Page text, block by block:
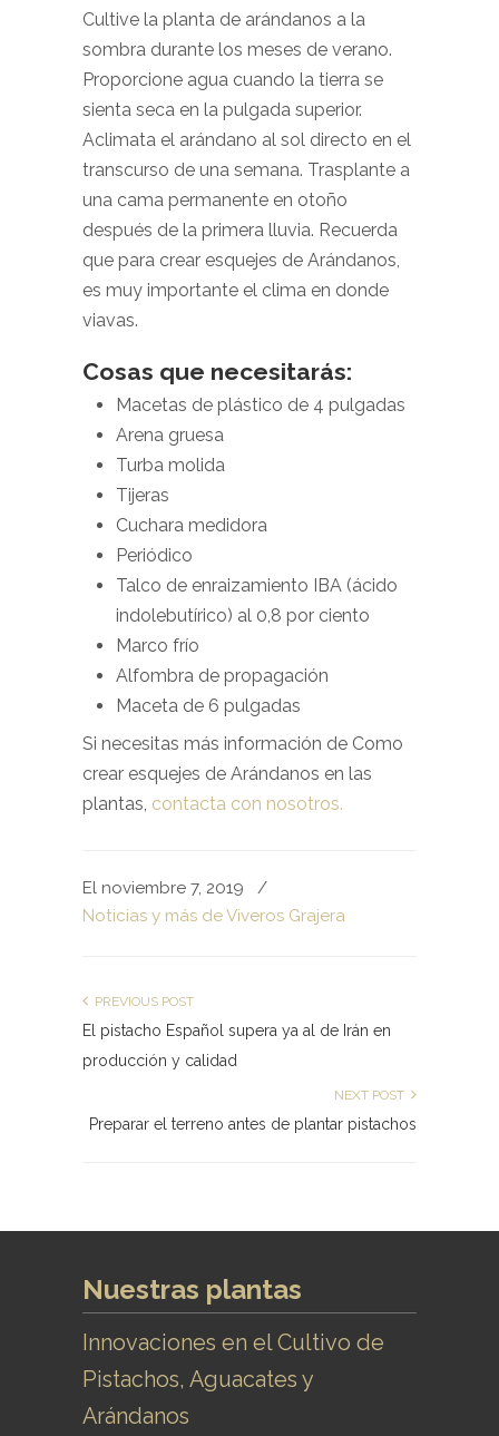
Cultive la planta de arándanos a la
sombra durante los meses de verano.
Proporcione agua cuando la tierra se
sienta seca en la pulgada superior.
Aclimata el arándano al sol directo en el
transcurso de una semana. Trasplante a
una cama permanente en otoño
después de la primera lluvia. Recuerda
que para crear esquejes de Arándanos,
es muy importante el clima en donde
viavas.
Cosas que necesitarás:
Macetas de plástico de 4 pulgadas
Arena gruesa
Turba molida
Tijeras
Cuchara medidora
Periódico
Talco de enraizamiento IBA (ácido
indolebutírico) al 0,8 por ciento
Marco frío
Alfombra de propagación
Maceta de 6 pulgadas
Si necesitas más información de Como
crear esquejes de Arándanos en las
plantas, contacta con nosotros.
El noviembre 7, 2019
/
Noticias y más de Viveros Grajera
PREVIOUS POST
El pistacho Español supera ya al de Irán en
producción y calidad
NEXT POST
Preparar el terreno antes de plantar pistachos
Nuestras plantas
Innovaciones en el Cultivo de
Pistachos, Aguacates y
Arándanos